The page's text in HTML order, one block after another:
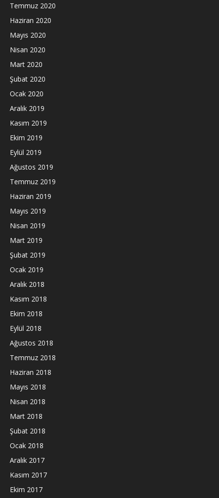
Temmuz 2020
Haziran 2020
Mayıs 2020
Nisan 2020
Mart 2020
Şubat 2020
Ocak 2020
Aralık 2019
Kasım 2019
Ekim 2019
Eylül 2019
Ağustos 2019
Temmuz 2019
Haziran 2019
Mayıs 2019
Nisan 2019
Mart 2019
Şubat 2019
Ocak 2019
Aralık 2018
Kasım 2018
Ekim 2018
Eylül 2018
Ağustos 2018
Temmuz 2018
Haziran 2018
Mayıs 2018
Nisan 2018
Mart 2018
Şubat 2018
Ocak 2018
Aralık 2017
Kasım 2017
Ekim 2017